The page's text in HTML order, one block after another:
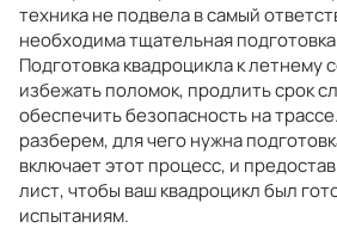
техника не подвела в самый
необходима тщательная
Подготовка квадроцикла к летнему
избежать поломок, продлить срок
обеспечить безопасность на
разберем, для чего нужна
включает этот процесс, и
лист, чтобы ваш квадроцикл был
испытаниям.